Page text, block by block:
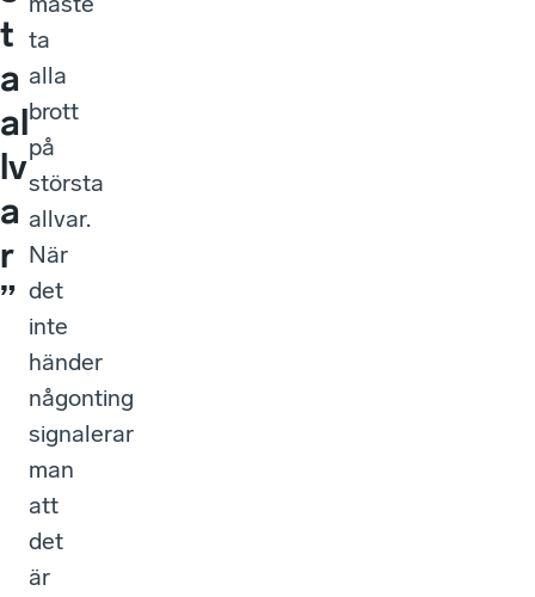
t
a
al
lv
a
r
”
ta
alla
brott
på
största
allvar.
När
det
inte
händer
någonting
signalerar
man
att
det
är